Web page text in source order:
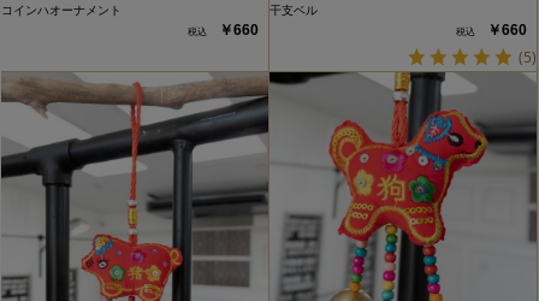
コインハオーナメント
￥660
干支ベル
￥660
(5)